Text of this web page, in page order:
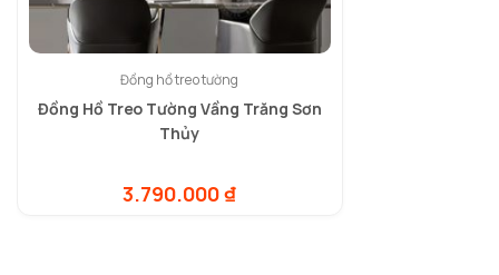
Đồng hồ treo tường
Đồng Hồ Treo Tường Vầng Trăng Sơn
Thủy
3.790.000₫